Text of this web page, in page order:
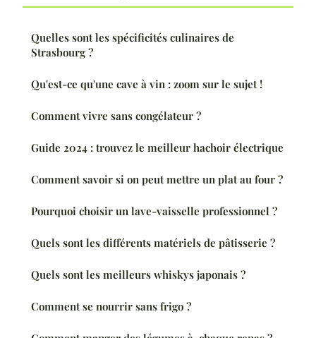
Quelles sont les spécificités culinaires de
Strasbourg ?
Qu'est-ce qu'une cave à vin : zoom sur le sujet !
Comment vivre sans congélateur ?
Guide 2024 : trouvez le meilleur hachoir électrique
Comment savoir si on peut mettre un plat au four ?
Pourquoi choisir un lave-vaisselle professionnel ?
Quels sont les différents matériels de pâtisserie ?
Quels sont les meilleurs whiskys japonais ?
Comment se nourrir sans frigo ?